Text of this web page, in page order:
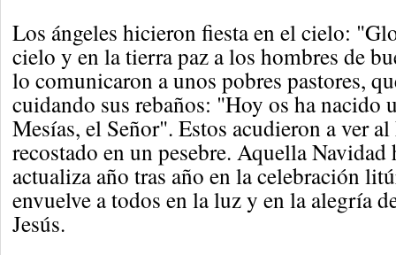
Los ángeles hicieron fiesta en el cielo:
cielo y en la tierra paz a los hombres de
lo comunicaron a unos pobres pastores,
cuidando sus rebaños: "Hoy os ha nacido
Mesías, el Señor". Estos acudieron a ver
recostado en un pesebre. Aquella Navidad
actualiza año tras año en la celebración
envuelve a todos en la luz y en la alegría
Jesús.